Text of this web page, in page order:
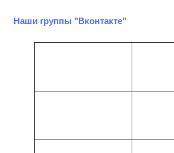
Наши группы "Вконтакте"